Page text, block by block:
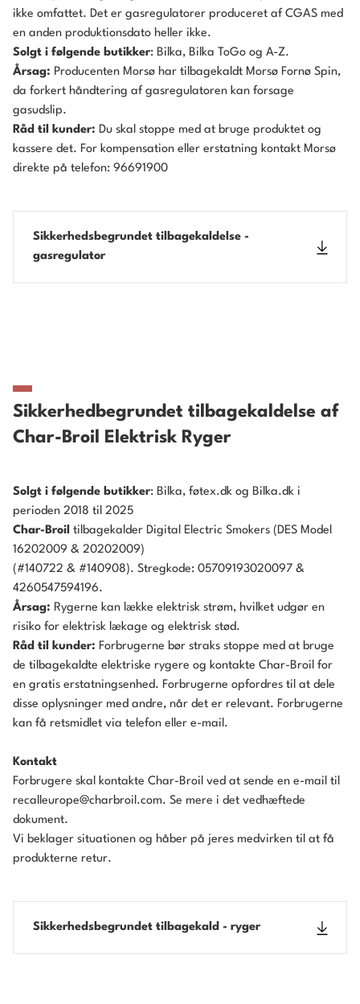
ikke omfattet. Det er gasregulatorer produceret af CGAS med
en anden produktionsdato heller ikke.
Solgt i følgende butikker: Bilka, Bilka ToGo og A-Z.
Årsag: Producenten Morsø har tilbagekaldt Morsø Fornø Spin,
da forkert håndtering af gasregulatoren kan forsage
gasudslip.
Råd til kunder: Du skal stoppe med at bruge produktet og
kassere det. For kompensation eller erstatning kontakt Morsø
direkte på telefon: 96691900
Sikkerhedsbegrundet tilbagekaldelse -
gasregulator
Sikkerhedbegrundet tilbagekaldelse af
Char-Broil Elektrisk Ryger
Solgt i følgende butikker: Bilka, føtex.dk og Bilka.dk i
perioden 2018 til 2025
Char-Broil tilbagekalder Digital Electric Smokers (DES Model
16202009 & 20202009)
(#140722 & #140908). Stregkode: 05709193020097 &
4260547594196.
Årsag: Rygerne kan lække elektrisk strøm, hvilket udgør en
risiko for elektrisk lækage og elektrisk stød.
Råd til kunder: Forbrugerne bør straks stoppe med at bruge
de tilbagekaldte elektriske rygere og kontakte Char-Broil for
en gratis erstatningsenhed. Forbrugerne opfordres til at dele
disse oplysninger med andre, når det er relevant. Forbrugerne
kan få retsmidlet via telefon eller e-mail.
Kontakt
Forbrugere skal kontakte Char-Broil ved at sende en e-mail til
recalleurope@charbroil.com. Se mere i det vedhæftede
dokument.
Vi beklager situationen og håber på jeres medvirken til at få
produkterne retur.
Sikkerhedsbegrundet tilbagekald - ryger